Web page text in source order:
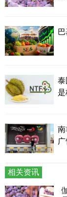
泰
南
相关资讯